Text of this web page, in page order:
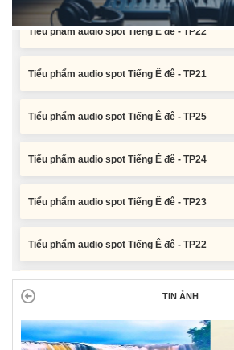
Tiểu phẩm audio spot Tiếng Ê đê - TP22
Tiểu phẩm audio spot Tiếng Ê đê - TP21
Tiểu phẩm audio spot Tiếng Ê đê - TP25
Tiểu phẩm audio spot Tiếng Ê đê - TP24
Tiểu phẩm audio spot Tiếng Ê đê - TP23
Tiểu phẩm audio spot Tiếng Ê đê - TP22
Tiểu phẩm audio spot Tiếng Ê đê - TP21
TIN ẢNH